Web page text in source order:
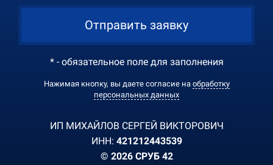
Отправить заявку
* - обязательное поле для заполнения
Нажимая кнопку, вы даете согласие на обработку
персональных данных
ИП МИХАЙЛОВ СЕРГЕЙ ВИКТОРОВИЧ
ИНН: 421212443539
© 2026 СРУБ 42